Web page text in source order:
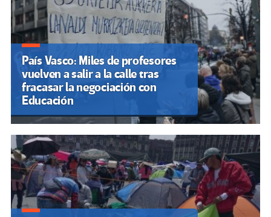
País Vasco: Miles de profesores
vuelven a salir a la calle tras
fracasar la negociación con
Educación